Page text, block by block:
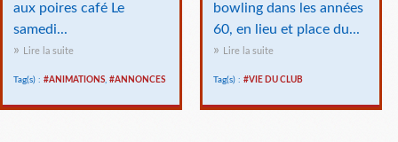
aux poires café Le
samedi...
Lire la suite
Tag(s) : #ANIMATIONS, #ANNONCES
bowling dans les années
60, en lieu et place du...
Lire la suite
Tag(s) : #VIE DU CLUB